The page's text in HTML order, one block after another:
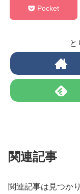
Pocket
と
関連記事
関連記事は見つか